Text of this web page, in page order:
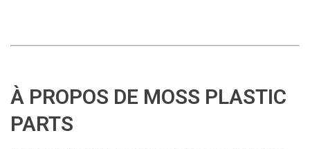
À PROPOS DE MOSS PLASTIC
PARTS